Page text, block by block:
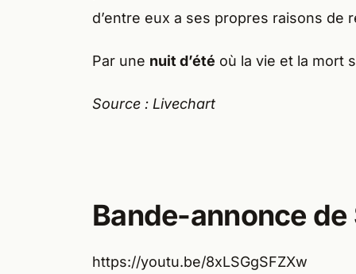
d’entre eux a ses propres raisons de
Par une nuit d’été où la vie et la mort
Source : Livechart
Bande-annonce
https://youtu.be/8xLSGgSFZXw